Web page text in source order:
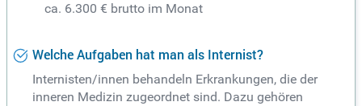
ca. 6.300 € brutto im Monat
Welche Aufgaben hat man als Internist?
Internisten/innen behandeln Erkrankungen, die der
inneren Medizin zugeordnet sind. Dazu gehören